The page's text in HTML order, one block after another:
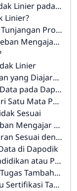
GTK dan Solusinya
Linier?
Profesi Guru?
Tidak Linier
Linier
Diajarkan
pada Dapodik
Mata Pelajaran
Sesuai
Tidak Linier
dengan Sertifikasi
di Dapodik
Pihak Sekolah
yang Tidak Sesuai
Tambahan